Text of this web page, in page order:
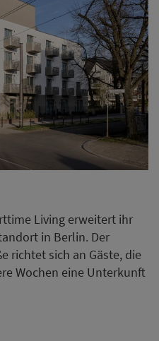
Living erweitert ihr
in Berlin. Der
richtet sich an Gäste, die
Wochen eine Unterkunft